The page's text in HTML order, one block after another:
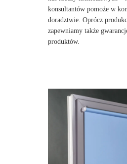
konsultantów pomoże w
doradztwie. Oprócz
zapewniamy także
produktów.